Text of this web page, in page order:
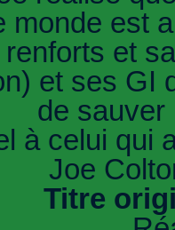
monde est
et
et ses GI
de sauver
à celui qui
Joe
Titre